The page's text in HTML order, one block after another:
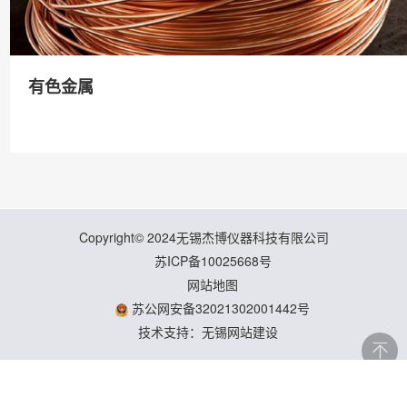
有色金属
Copyright© 2024无锡杰博仪器科技有限公司
苏ICP备10025668号
网站地图
苏公网安备32021302001442号
技术支持：无锡网站建设